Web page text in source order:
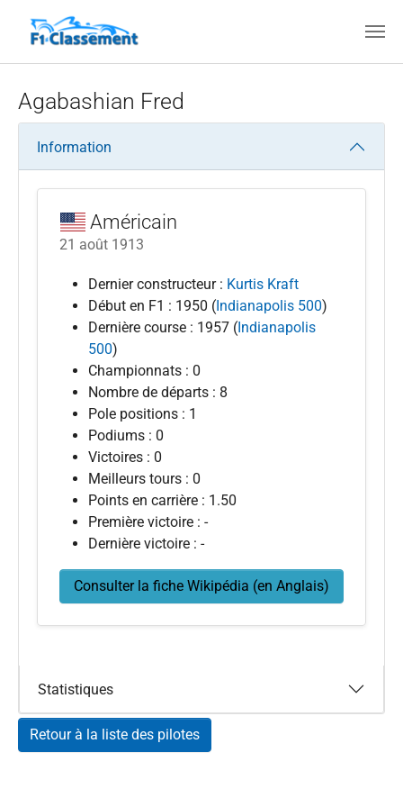
Agabashian Fred
Information
Américain
21 août 1913
Dernier constructeur : Kurtis Kraft
Début en F1 : 1950 (Indianapolis 500)
Dernière course : 1957 (Indianapolis
500)
Championnats : 0
Nombre de départs : 8
Pole positions : 1
Podiums : 0
Victoires : 0
Meilleurs tours : 0
Points en carrière : 1.50
Première victoire : -
Dernière victoire : -
Consulter la fiche Wikipédia (en Anglais)
Statistiques
Retour à la liste des pilotes